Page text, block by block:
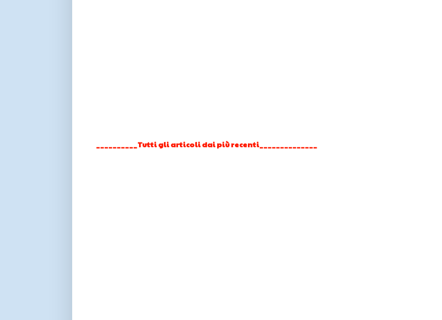
__________Tutti gli articoli dai più recenti______________